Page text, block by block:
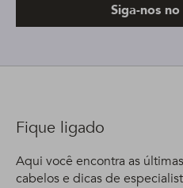
Siga-nos
Fique ligado
Aqui você encontra as
cabelos e dicas de